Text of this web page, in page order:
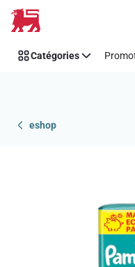
Passer
Catégories
eshop